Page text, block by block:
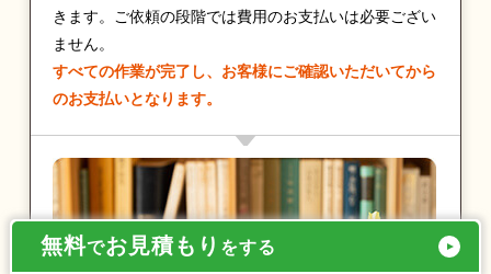
きます。ご依頼の段階では費用のお支払いは必要ござい
ません。
すべての作業が完了し、お客様にご確認いただいてから
のお支払いとなります。
無料でお見積もり をする